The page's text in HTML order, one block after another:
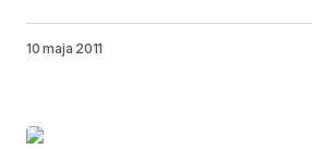
10 maja 2011